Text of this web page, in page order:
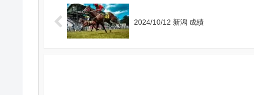
2024/10/12 新潟 成績